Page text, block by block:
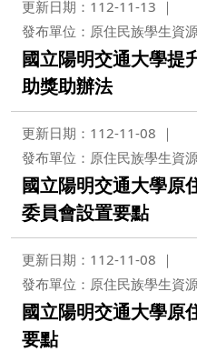
更新日期：112-11-13
發布單位：原住民族學生資
國立陽明交通大學提
助獎助辦法
更新日期：112-11-08
發布單位：原住民族學生資
國立陽明交通大學原
委員會設置要點
更新日期：112-11-08
發布單位：原住民族學生資
國立陽明交通大學原
要點